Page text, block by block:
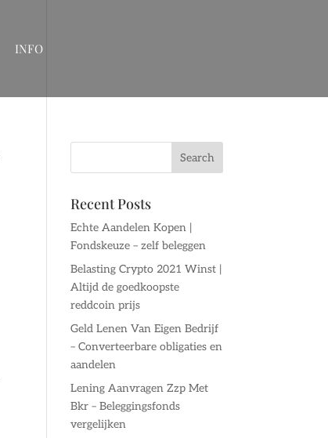
INFO
Recent Posts
Echte Aandelen Kopen |
Fondskeuze – zelf beleggen
Belasting Crypto 2021 Winst |
Altijd de goedkoopste
reddcoin prijs
Geld Lenen Van Eigen Bedrijf
– Converteerbare obligaties en
aandelen
Lening Aanvragen Zzp Met
Bkr – Beleggingsfonds
vergelijken